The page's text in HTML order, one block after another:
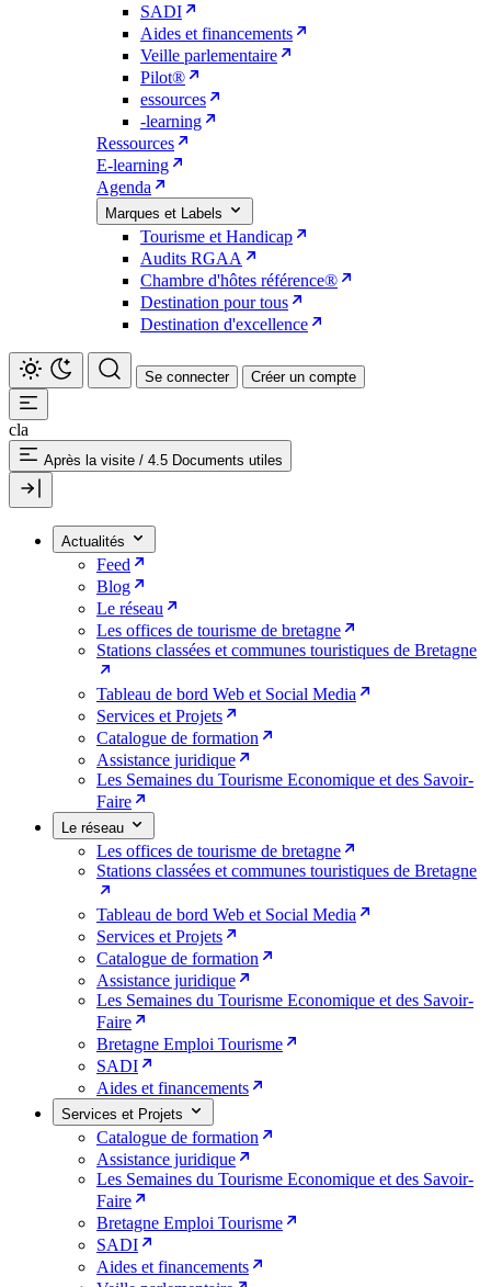
SADI
Aides et financements
Veille parlementaire
Pilot®
essources
-learning
Ressources
E-learning
Agenda
Marques et Labels
Tourisme et Handicap
Audits RGAA
Chambre d'hôtes référence®
Destination pour tous
Destination d'excellence
Se connecter Créer un compte
cla
Après la visite / 4.5 Documents utiles
Actualités
Feed
Blog
Le réseau
Les offices de tourisme de bretagne
Stations classées et communes touristiques de Bretagne
Tableau de bord Web et Social Media
Services et Projets
Catalogue de formation
Assistance juridique
Les Semaines du Tourisme Economique et des Savoir-
Faire
Le réseau
Les offices de tourisme de bretagne
Stations classées et communes touristiques de Bretagne
Tableau de bord Web et Social Media
Services et Projets
Catalogue de formation
Assistance juridique
Les Semaines du Tourisme Economique et des Savoir-
Faire
Bretagne Emploi Tourisme
SADI
Aides et financements
Services et Projets
Catalogue de formation
Assistance juridique
Les Semaines du Tourisme Economique et des Savoir-
Faire
Bretagne Emploi Tourisme
SADI
Aides et financements